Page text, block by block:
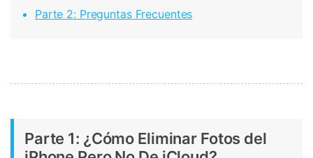
Parte 2: Preguntas Frecuentes
Parte 1: ¿Cómo Eliminar Fotos del